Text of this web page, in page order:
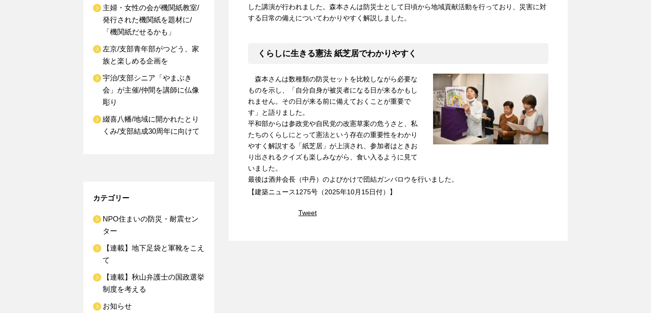
した講演が行われました。森本さんは防災士として日頃から地域貢献活動を行っており、災害に対
する日常の備えについてわかりやすく解説しました。
くらしに生きる憲法 紙芝居でわかりやすく
森本さんは数種類の防災セットを比較しながら必要な
ものを示し、「自分自身が被災者になる日が来るかもし
れません。その日が来る前に備えておくことが重要で
す」と語りました。
平和部からは参政党や自民党の改憲草案の危うさと、私
たちのくらしにとって憲法という存在の重要性をわかり
やすく解説する「紙芝居」が上演され、参加者はときお
り出されるクイズも楽しみながら、食い入るように見て
いました。
最後は酒井会長（中丹）のよびかけで団結ガンバロウを行いました。
【建築ニュース1275号（2025年10月15日付）】
Tweet
主婦・女性の会が機関紙教室/
発行された機関紙を題材に/
「機関紙だせるかも」
左京/支部青年部がつどう、家
族と楽しめる企画を
宇治/支部シニア「やまぶき
会」が主催/仲間を講師に仏像
彫り
綴喜八幡/地域に開かれたとり
くみ/支部結成30周年に向けて
カテゴリー
NPO住まいの防災・耐震セン
ター
【連載】地下足袋と軍靴をこえ
て
【連載】秋山弁護士の国政選挙
制度を考える
お知らせ